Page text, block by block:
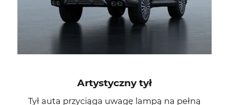
Artystyczny tył
Tył auta przyciąga uwagę lampą na pełną